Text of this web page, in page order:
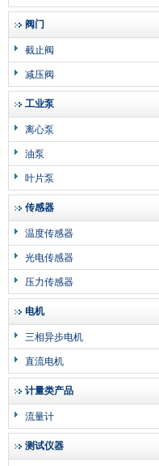
阀门
截止阀
减压阀
工业泵
离心泵
油泵
叶片泵
传感器
温度传感器
光电传感器
压力传感器
电机
三相异步电机
直流电机
计量类产品
流量计
测试仪器